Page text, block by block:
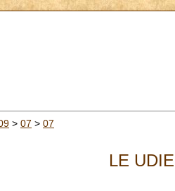
> 07 > 07
LE